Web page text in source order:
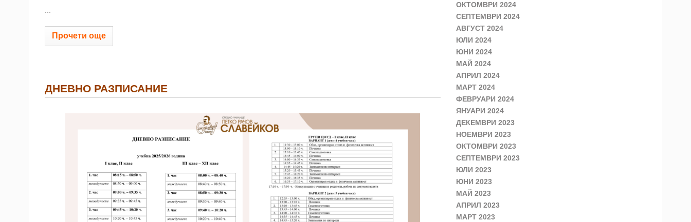
...
Прочети още
ДНЕВНО РАЗПИСАНИЕ
ОКТОМВРИ 2024
СЕПТЕМВРИ 2024
АВГУСТ 2024
ЮЛИ 2024
ЮНИ 2024
МАЙ 2024
АПРИЛ 2024
МАРТ 2024
ФЕВРУАРИ 2024
ЯНУАРИ 2024
ДЕКЕМВРИ 2023
НОЕМВРИ 2023
ОКТОМВРИ 2023
СЕПТЕМВРИ 2023
ЮЛИ 2023
ЮНИ 2023
МАЙ 2023
АПРИЛ 2023
МАРТ 2023